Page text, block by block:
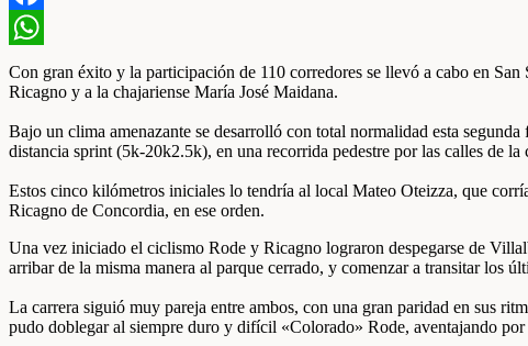
Facebook
WhatsApp
Con gran éxito y la participación de 110 corredores se llevó a cabo en
Ricagno y a la chajariense María José Maidana.
Bajo un clima amenazante se desarrolló con total normalidad esta
distancia sprint (5k-20k2.5k), en una recorrida pedestre por las calles de
Estos cinco kilómetros iniciales lo tendría al local Mateo Oteizza, que
Ricagno de Concordia, en ese orden.
Una vez iniciado el ciclismo Rode y Ricagno lograron despegarse de
arribar de la misma manera al parque cerrado, y comenzar a transitar los
La carrera siguió muy pareja entre ambos, con una gran paridad en sus
pudo doblegar al siempre duro y difícil «Colorado» Rode, aventajando